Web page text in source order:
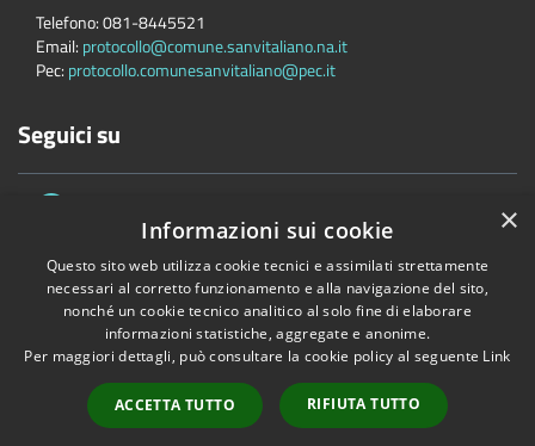
Telefono:081-8445521
Email: protocollo@comune.sanvitaliano.na.it
Pec: protocollo.comunesanvitaliano@pec.it
Seguici su
Accessibilità Privacy Cookie
Mappa del sito
Copyright © 2026 • Comune di San Vitaliano • Powered byMunicipium
•Accesso redazione
×
Informazioni sui cookie
Questo sito web utilizza cookie tecnici e assimilati strettamente
necessari al corretto funzionamento e alla navigazione del sito,
nonché un cookie tecnico analitico al solo fine di elaborare
informazioni statistiche, aggregate e anonime.
Per maggiori dettagli, può consultare la cookie policy al seguente Link
ACCETTA TUTTO RIFIUTA TUTTO